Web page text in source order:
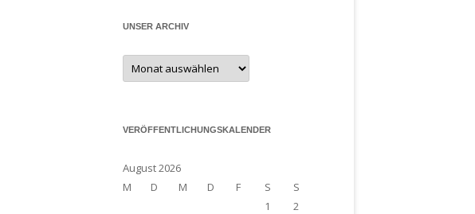
UNSER ARCHIV
Unser
Archiv
VERÖFFENTLICHUNGSKALENDER
August 2026
M
D M D F S
S
1
2